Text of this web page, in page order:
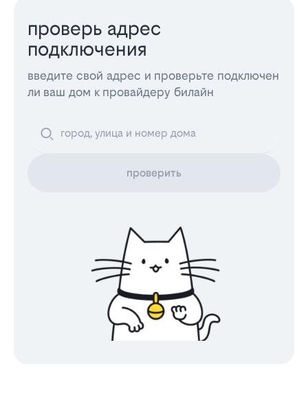
проверь адрес
подключения
введите свой адрес и проверьте подключен
ли ваш дом к провайдеру билайн
проверить